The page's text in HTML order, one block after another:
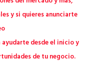
y si quieres anunciarte
ayudarte desde el inicio y
de tu negocio.